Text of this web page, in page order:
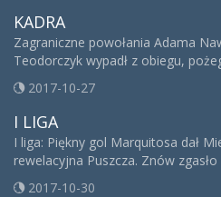
KADRA
Zagraniczne powołania Adama
Teodorczyk wypadł z obiegu,
2017-10-27
I LIGA
I liga: Piękny gol Marquitosa dał
rewelacyjna Puszcza. Znów
2017-10-30